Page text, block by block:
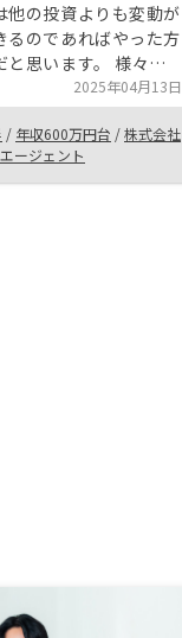
他の投資よりも変動が
るのであればやった方
と思います。 様々な
り、最初の手続きはや
一度やってみるとその
乗せて行けるのでやっ
できるのであればぜひ
いです。
2025年04月13日
/ 年収600万円台 /株式会社
ージェント